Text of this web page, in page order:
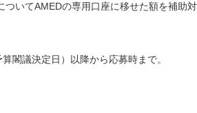
いてAMEDの専用口座に移せた額を補助
閣議決定日）以降から応募時まで。